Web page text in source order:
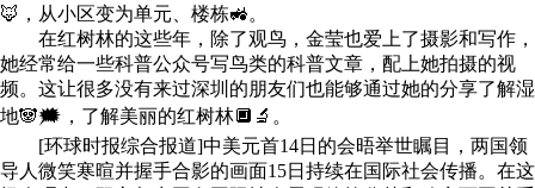
🦊，从小区变为单元、楼栋🚜。
在红树林的这些年，除了观鸟，金莹也爱上了摄影和写作，
她经常给一些科普公众号写鸟类的科普文章，配上她拍摄的视
频。这让很多没有来过深圳的朋友们也能够通过她的分享了解湿
地🐼🗯，了解美丽的红树林🔲🔬。
[环球时报综合报道]中美元首14日的会晤举世瞩目，两国领
导人微笑寒暄并握手合影的画面15日持续在国际社会传播。在这